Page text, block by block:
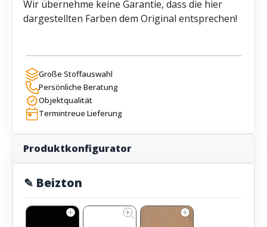
Wir übernehme keine Garantie, dass die hier
dargestellten Farben dem Original entsprechen!
Große Stoffauswahl
Persönliche Beratung
Objektqualität
Termintreue Lieferung
Produktkonfigurator
✎ Beizton